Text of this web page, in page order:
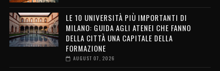
LE 10 UNIVERSITÀ PIÙ IMPORTANTI DI
MILANO: GUIDA AGLI ATENEI CHE FANNO
DELLA CITTÀ UNA CAPITALE DELLA
FORMAZIONE
AUGUST 07, 2026